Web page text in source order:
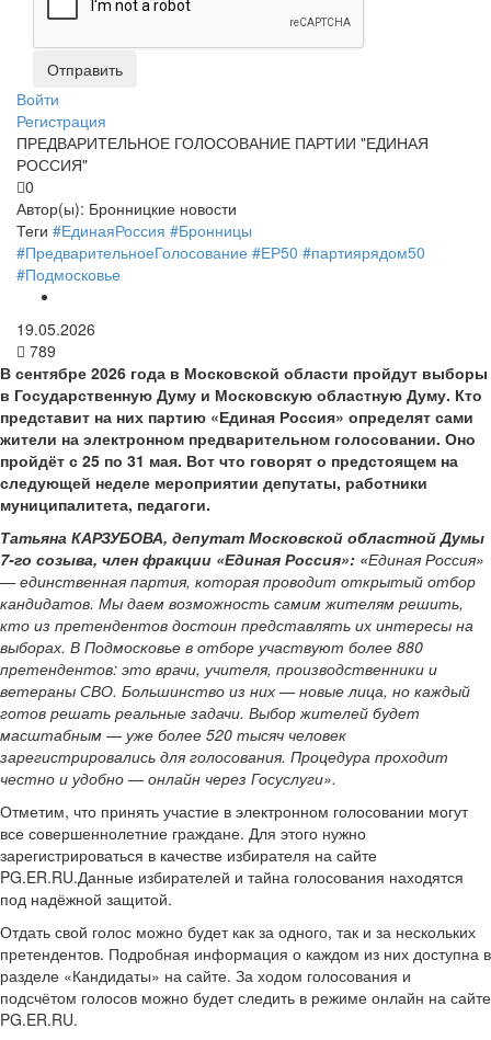
Войти
Регистрация
ПРЕДВАРИТЕЛЬНОЕ ГОЛОСОВАНИЕ ПАРТИИ "ЕДИНАЯ
РОССИЯ"
0
Автор(ы): Бронницкие новости
Теги #ЕдинаяРоссия #Бронницы
#ПредварительноеГолосование #ЕР50 #партиярядом50
#Подмосковье
19.05.2026
789
В сентябре 2026 года в Московской области пройдут выборы
в Государственную Думу и Московскую областную Думу. Кто
представит на них партию «Единая Россия» определят сами
жители на электронном предварительном голосовании. Оно
пройдёт с 25 по 31 мая. Вот что говорят о предстоящем на
следующей неделе мероприятии депутаты, работники
муниципалитета, педагоги.
Татьяна КАРЗУБОВА, депутат Московской областной Думы
7-го созыва, член фракции «Единая Россия»: «Единая Россия»
— единственная партия, которая проводит открытый отбор
кандидатов. Мы даем возможность самим жителям решить,
кто из претендентов достоин представлять их интересы на
выборах. В Подмосковье в отборе участвуют более 880
претендентов: это врачи, учителя, производственники и
ветераны СВО. Большинство из них — новые лица, но каждый
готов решать реальные задачи. Выбор жителей будет
масштабным — уже более 520 тысяч человек
зарегистрировались для голосования. Процедура проходит
честно и удобно — онлайн через Госуслуги».
Отметим, что принять участие в электронном голосовании могут
все совершеннолетние граждане. Для этого нужно
зарегистрироваться в качестве избирателя на сайте
PG.ER.RU.Данные избирателей и тайна голосования находятся
под надёжной защитой.
Отдать свой голос можно будет как за одного, так и за нескольких
претендентов. Подробная информация о каждом из них доступна в
разделе «Кандидаты» на сайте. За ходом голосования и
подсчётом голосов можно будет следить в режиме онлайн на сайте
PG.ER.RU.